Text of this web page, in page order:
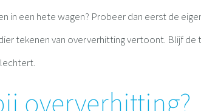
in een hete wagen? Probeer dan eerst de
tekenen van oververhitting vertoont. Blijf de
oververhitting?